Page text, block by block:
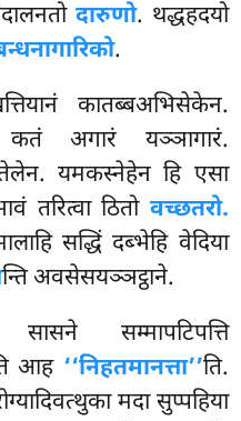
दारुणो. थद्धहदयो
.
कातब्बअभिसेकेन.
कतं अगारं यञ्ञागारं.
यमकस्नेहेन हि एसा
तरित्वा ठितो वच्छतरो.
सद्धिं दब्भेहि वेदिया
न्ति अवसेसयञ्ञट्ठाने.
सासने सम्मापटिपत्ति
आह ‘‘निहतमानत्ता’’ति.
मदा सुप्पहिया